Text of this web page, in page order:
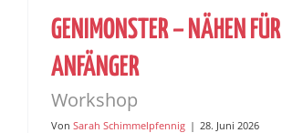
GENIMONSTER – NÄHEN FÜR
ANFÄNGER
Workshop
Von Sarah Schimmelpfennig | 28. Juni 2026